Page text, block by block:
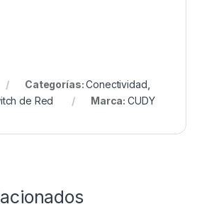
Categorías:Conectividad
de Red Marca: CUDY